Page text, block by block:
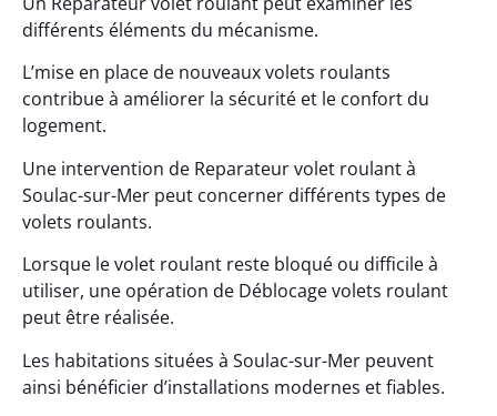
différents éléments du mécanisme.
L’mise en place de nouveaux volets roulants
contribue à améliorer la sécurité et le confort du
logement.
Une intervention de Reparateur volet roulant à
Soulac-sur-Mer peut concerner différents types de
volets roulants.
Lorsque le volet roulant reste bloqué ou difficile à
utiliser, une opération de Déblocage volets roulant
peut être réalisée.
Les habitations situées à Soulac-sur-Mer peuvent
ainsi bénéficier d’installations modernes et fiables.